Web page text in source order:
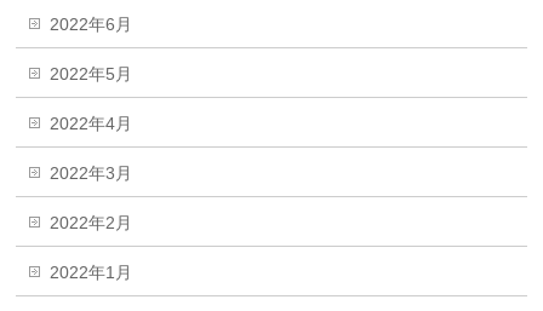
2022年6月
2022年5月
2022年4月
2022年3月
2022年2月
2022年1月